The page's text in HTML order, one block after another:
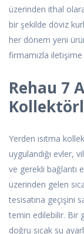
üzerinden ithal
bir şekilde döviz
her dönem yeni
firmamızla iletişime
Rehau 7
Yerden ısıtma
uygulandığı evler,
ve gerekli bağlantı
üzerinden gelen
tesisatına geçişini
temin edilebilir. Bir
doğru sıcak su